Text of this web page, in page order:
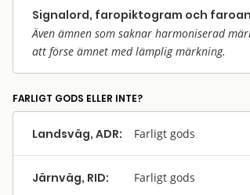
Signalord, faropiktogram och
Även ämnen som saknar harmoniserad
att förse ämnet med lämplig märkning.
FARLIGT GODS ELLER INTE?
Landsväg, ADR: Farligt gods
Järnväg, RID: Farligt gods